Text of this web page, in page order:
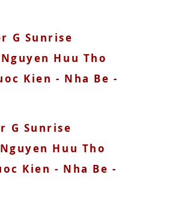
G Sunrise
Huu Tho
Kien - Nha Be -
G Sunrise
Huu Tho
Kien - Nha Be -